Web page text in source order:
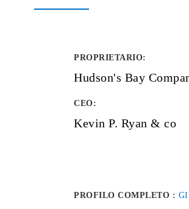
PROPRIETARIO:
Hudson's Bay
CEO:
Kevin P. Ryan & co
PROFILO COMPLETO :